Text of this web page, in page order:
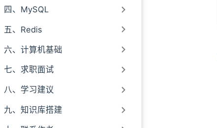
四、MySQL
五、Redis
六、计算机基础
七、求职面试
八、学习建议
九、知识库搭建